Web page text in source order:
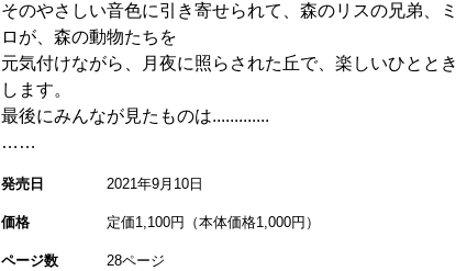
そのやさしい音色に引き寄せられて、森のリスの兄弟、
ロが、森の動物たちを
元気付けながら、月夜に照らされた丘で、楽しいひとと
します。
最後にみんなが見たものは.............
……
発売日 2021年9月10日
価格 定価1,100円（本体価格1,000円）
ページ数 28ページ